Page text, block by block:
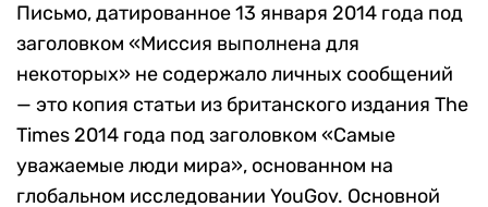
Письмо, датированное 13 января 2014 года под
заголовком «Миссия выполнена для
некоторых» не содержало личных сообщений
— это копия статьи из британского издания The
Times 2014 года под заголовком «Самые
уважаемые люди мира», основанном на
глобальном исследовании YouGov. Основной